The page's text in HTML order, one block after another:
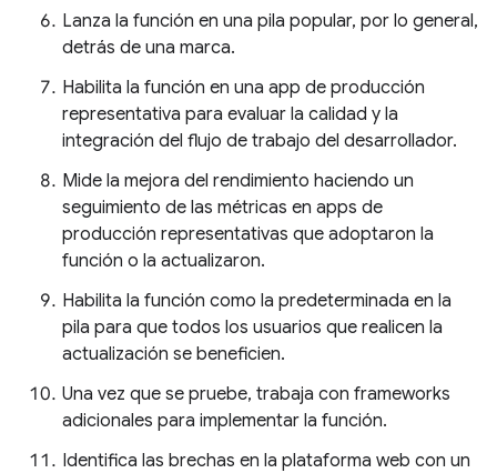
Lanza la función en una pila popular, por lo general,
detrás de una marca.
Habilita la función en una app de producción
representativa para evaluar la calidad y la
integración del flujo de trabajo del desarrollador.
Mide la mejora del rendimiento haciendo un
seguimiento de las métricas en apps de
producción representativas que adoptaron la
función o la actualizaron.
Habilita la función como la predeterminada en la
pila para que todos los usuarios que realicen la
actualización se beneficien.
Una vez que se pruebe, trabaja con frameworks
adicionales para implementar la función.
Identifica las brechas en la plataforma web con un